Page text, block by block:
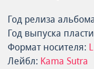
Год релиза
Год выпуска
Формат носителя:
Лейбл: Kama Sutra